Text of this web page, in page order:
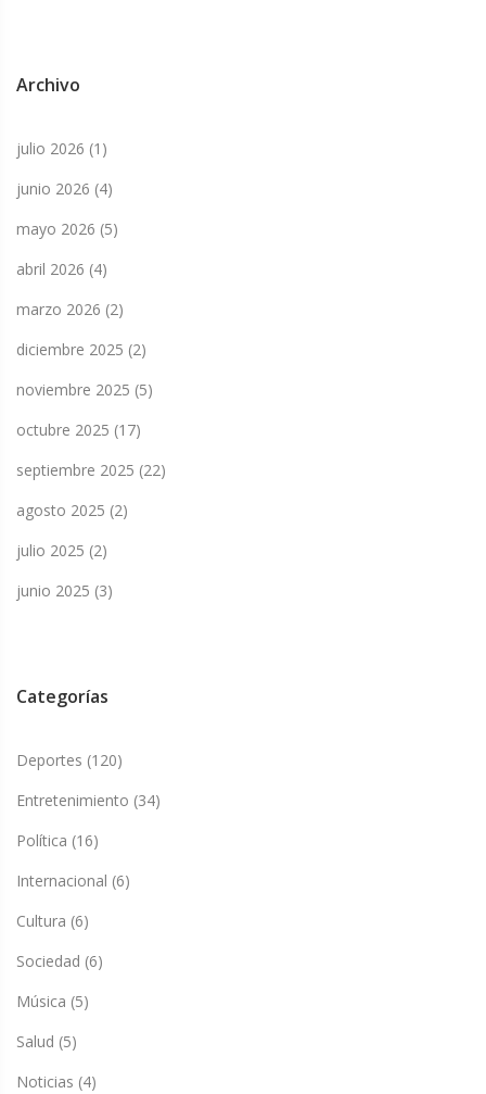
Archivo
julio 2026 (1)
junio 2026 (4)
mayo 2026 (5)
abril 2026 (4)
marzo 2026 (2)
diciembre 2025 (2)
noviembre 2025 (5)
octubre 2025 (17)
septiembre 2025 (22)
agosto 2025 (2)
julio 2025 (2)
junio 2025 (3)
Categorías
Deportes (120)
Entretenimiento (34)
Política (16)
Internacional (6)
Cultura (6)
Sociedad (6)
Música (5)
Salud (5)
Noticias (4)